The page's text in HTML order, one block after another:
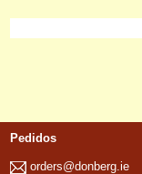
Pedidos
orders@donberg.ie